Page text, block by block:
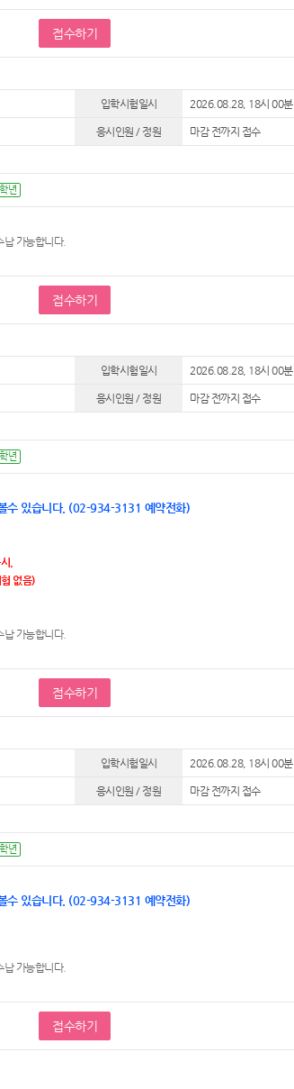
접수하기
입학시험일시 2026.08.28, 18시 00분
응시인원 / 정원 마감 전까지 접수
년
가능합니다.
접수하기
입학시험일시 2026.08.28, 18시 00분
응시인원 / 정원 마감 전까지 접수
년
수 있습니다. (02-934-3131 예약전화)
.
없음)
가능합니다.
접수하기
입학시험일시 2026.08.28, 18시 00분
응시인원 / 정원 마감 전까지 접수
년
수 있습니다. (02-934-3131 예약전화)
가능합니다.
접수하기